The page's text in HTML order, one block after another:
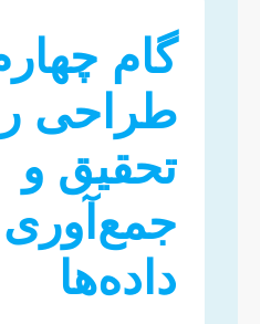
گام
طراحی
تحقیق و
جمع‌آوری
داده‌ها